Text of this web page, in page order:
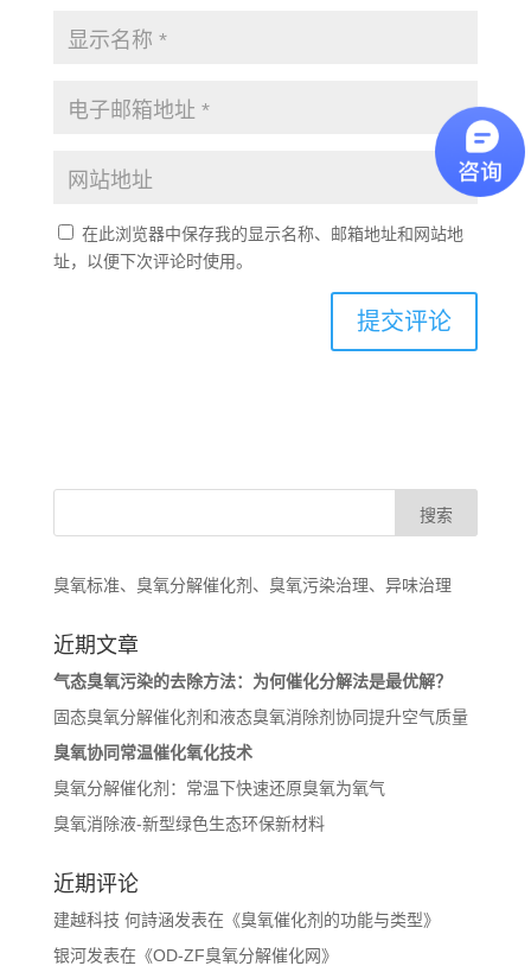
在此浏览器中保存我的显示名称、邮箱地址和网站地
址，以便下次评论时使用。
臭氧标准、臭氧分解催化剂、臭氧污染治理、异味治理
近期文章
气态臭氧污染的去除方法：为何催化分解法是最优解？
固态臭氧分解催化剂和液态臭氧消除剂协同提升空气质量
臭氧协同常温催化氧化技术
臭氧分解催化剂：常温下快速还原臭氧为氧气
臭氧消除液-新型绿色生态环保新材料
近期评论
建越科技 何詩涵发表在《臭氧催化剂的功能与类型》
银河发表在《OD-ZF臭氧分解催化网》